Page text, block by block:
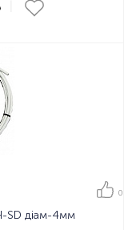
0
SD діам-4мм